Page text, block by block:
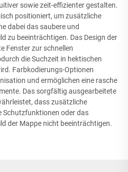
sowie zeit-effizienter gestalten.
positioniert, um zusätzliche
dabei das saubere und
zu beeinträchtigen. Das Design der
Fenster zur schnellen
die Suchzeit in hektischen
Farbkodierungs-Optionen
und ermöglichen eine rasche
Das sorgfältig ausgearbeitete
dass zusätzliche
Schutzfunktionen oder das
der Mappe nicht beeinträchtigen.